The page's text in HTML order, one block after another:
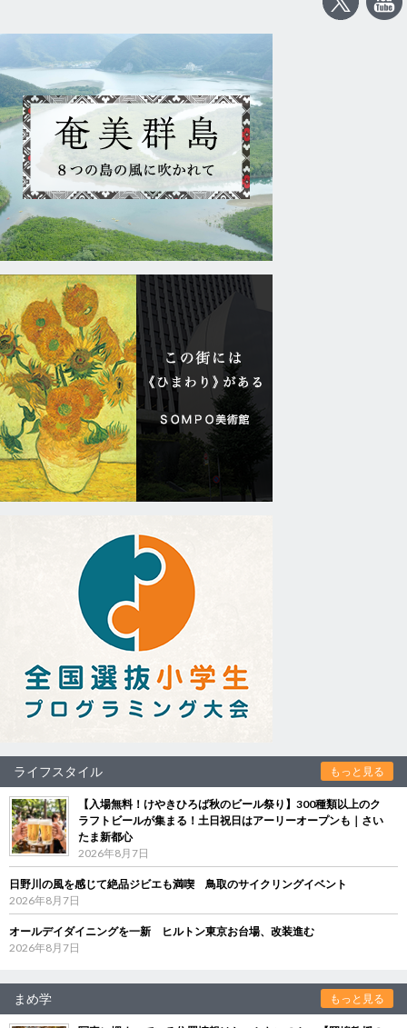
ライフスタイル もっと見る
【入場無料！けやきひろば秋のビール祭り】300種類以上のク
ラフトビールが集まる！土日祝日はアーリーオープンも｜さい
たま新都心
2026年8月7日
日野川の風を感じて絶品ジビエも満喫 鳥取のサイクリングイベント
2026年8月7日
オールデイダイニングを一新 ヒルトン東京お台場、改装進む
2026年8月7日
まめ学 もっと見る